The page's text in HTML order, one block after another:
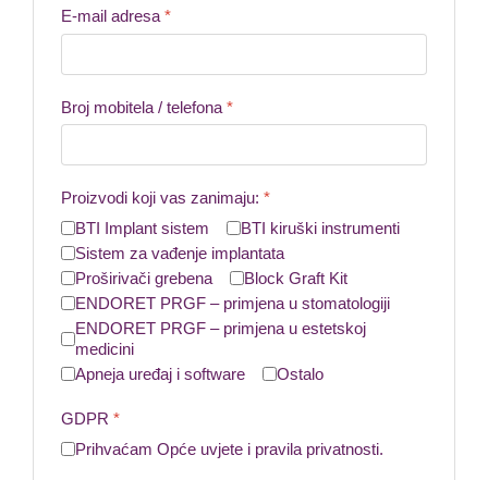
E-mail adresa *
Broj mobitela / telefona *
Proizvodi koji vas zanimaju: *
BTI Implant sistem
BTI kiruški instrumenti
Sistem za vađenje implantata
Proširivači grebena
Block Graft Kit
ENDORET PRGF – primjena u stomatologiji
ENDORET PRGF – primjena u estetskoj
medicini
Apneja uređaj i software
Ostalo
GDPR *
Prihvaćam Opće uvjete i pravila privatnosti.